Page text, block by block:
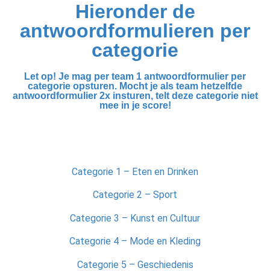
Hieronder de
antwoordformulieren per
categorie
Let op! Je mag per team 1 antwoordformulier per
categorie opsturen. Mocht je als team hetzelfde
antwoordformulier 2x insturen, telt deze categorie niet
mee in je score!
Categorie 1 – Eten en Drinken
Categorie 2 – Sport
Categorie 3 – Kunst en Cultuur
Categorie 4 – Mode en Kleding
Categorie 5 – Geschiedenis